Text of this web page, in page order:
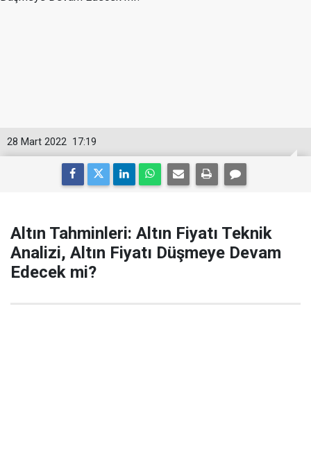
17:19
28 Mart 2022
Altın Tahminleri: Altın Fiyatı Teknik
Analizi, Altın Fiyatı Düşmeye Devam
Edecek mi?